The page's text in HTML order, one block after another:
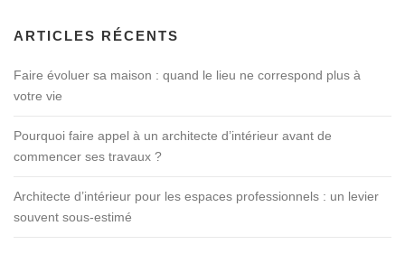
ARTICLES RÉCENTS
Faire évoluer sa maison : quand le lieu ne correspond plus à
votre vie
Pourquoi faire appel à un architecte d’intérieur avant de
commencer ses travaux ?
Architecte d’intérieur pour les espaces professionnels : un levier
souvent sous-estimé